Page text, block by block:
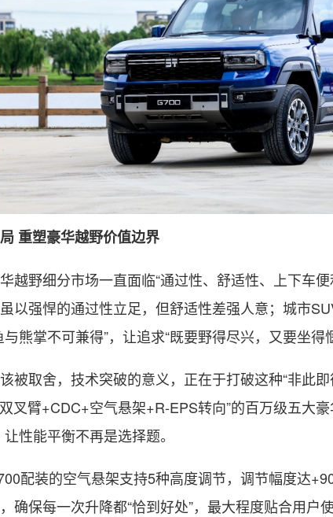
重塑豪华越野价值边界
越野细分市场一直面临“通过性、舒适性、上下车
以强悍的通过性立足，但舒适性差强人意；城市
熊掌不可兼得”，让追求“既要野得尽兴，又要坐得
被取舍，技术突破的意义，正在于打破这种“非此
叉臂+CDC+空气悬架+R-EPS转向”的百万级五大
性能平衡不再是选择题。
配装的空气悬架支持5种高度调节，调节幅度达
确保每一次升降都“恰到好处”，最大程度贴合用户